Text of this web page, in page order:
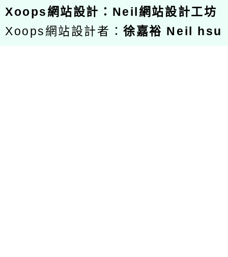
Xoops網站設計 ： Neil網站設計工坊
Xoops網站設計者：徐嘉裕 Neil hsu